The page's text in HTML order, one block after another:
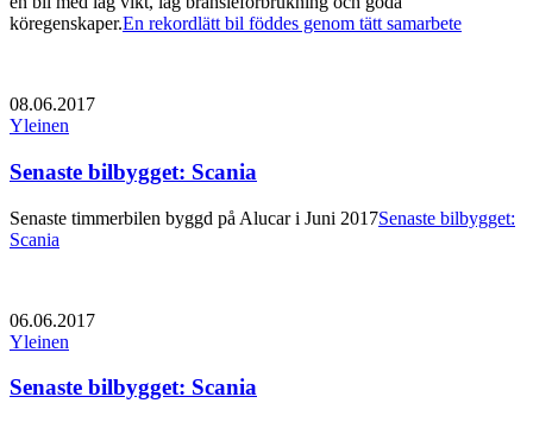
köregenskaper.En rekordlätt bil föddes genom tätt samarbete
08.06.2017
Yleinen
Senaste bilbygget: Scania
Senaste timmerbilen byggd på Alucar i Juni 2017Senaste bilbygget:
Scania
06.06.2017
Yleinen
Senaste bilbygget: Scania